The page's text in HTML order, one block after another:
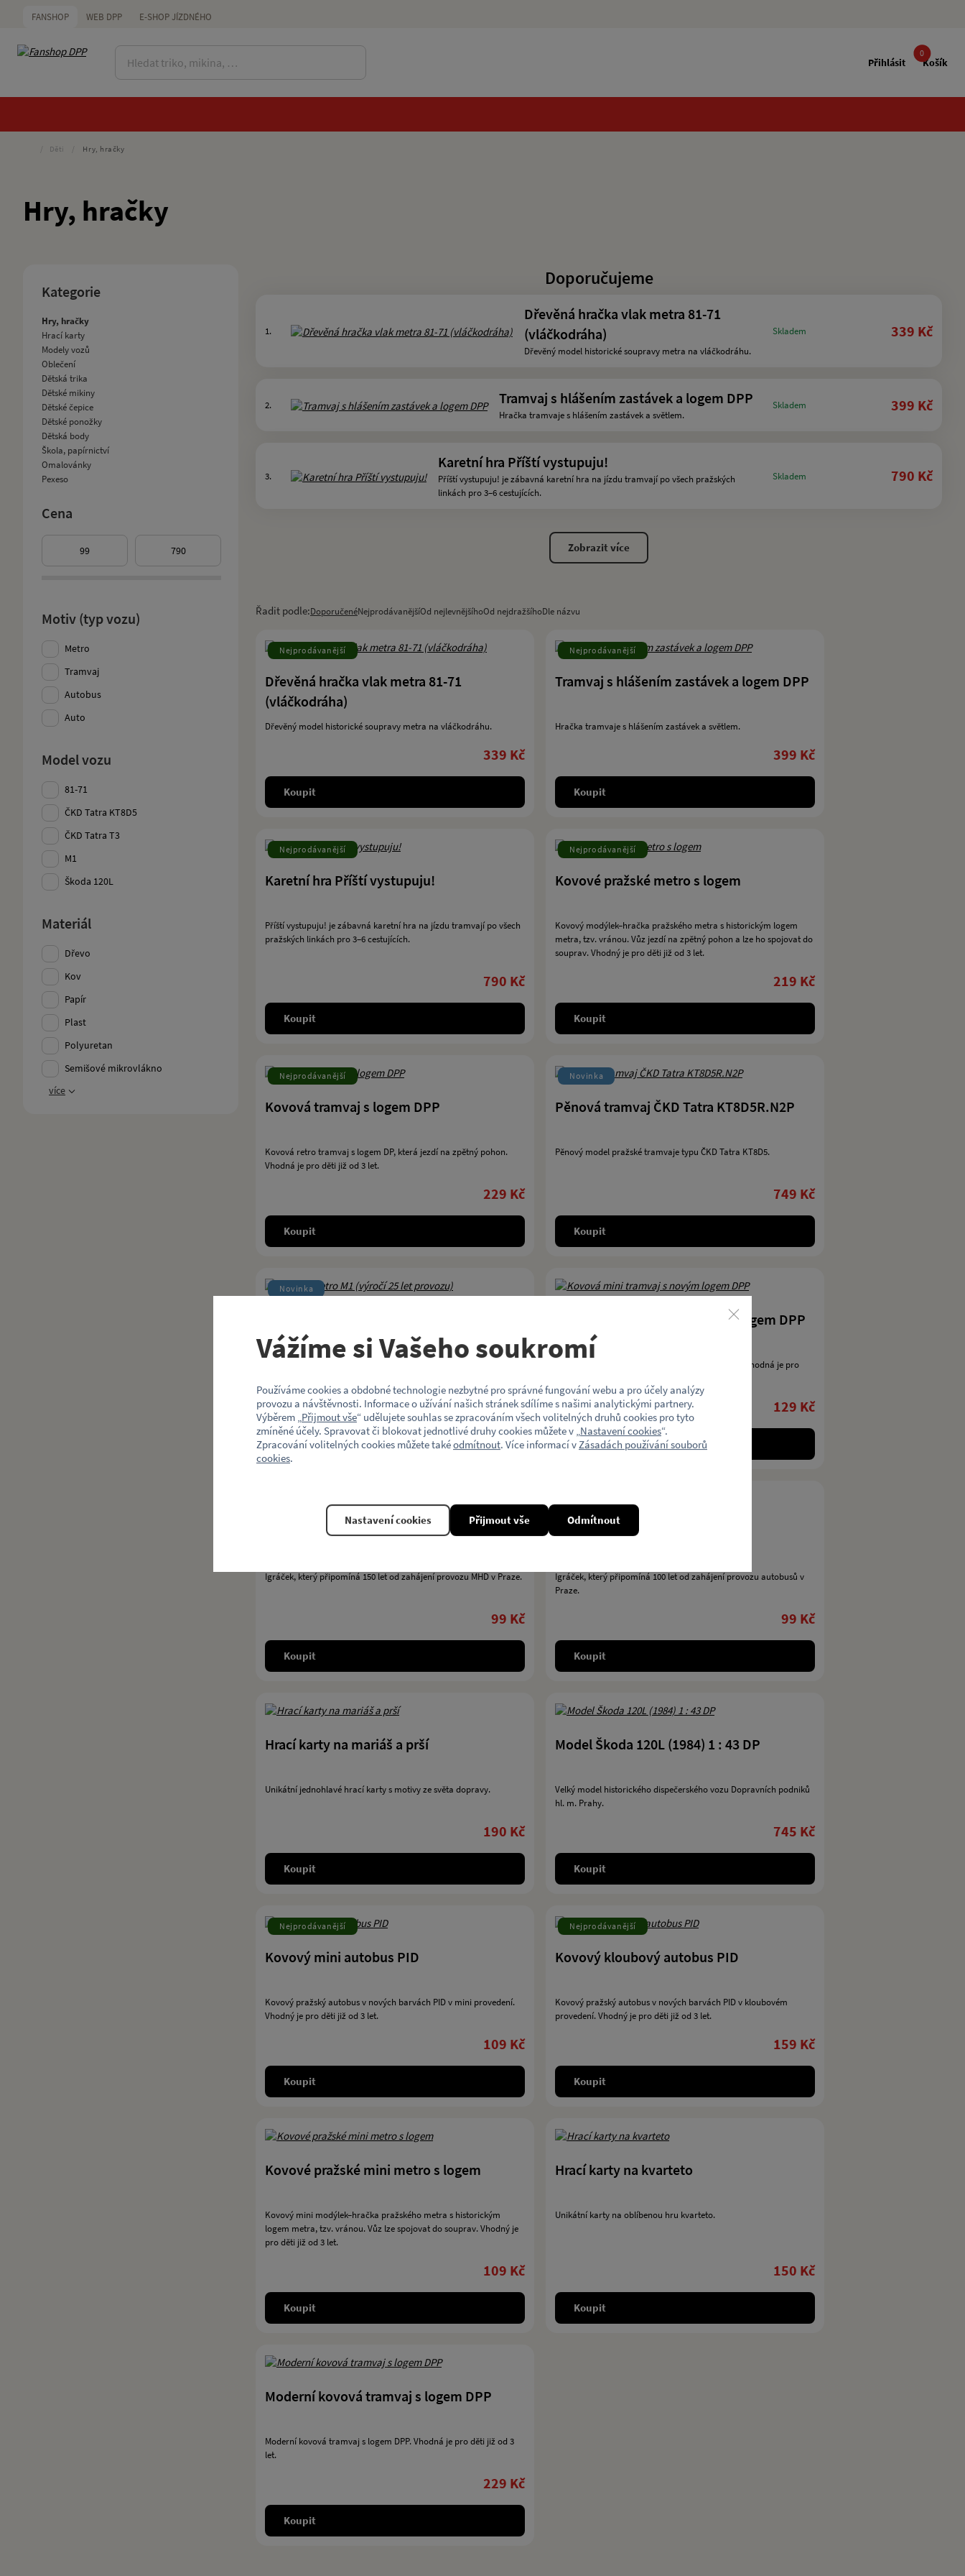
FANSHOP WEB DPP E-SHOP JÍZDNÉHO
Přihlásit
0
Košík
Děti Hry, hračky
Hry, hračky
Kategorie
Hry, hračky
Hrací karty
Modely vozů
Oblečení
Dětská trika
Dětské mikiny
Dětské čepice
Dětské ponožky
Dětská body
Škola, papírnictví
Omalovánky
Pexeso
Cena
Motiv (typ vozu)
Metro
Tramvaj
Autobus
Auto
Model vozu
81-71
ČKD Tatra KT8D5
ČKD Tatra T3
M1
Škoda 120L
Materiál
Dřevo
Kov
Papír
Plast
Polyuretan
Semišové mikrovlákno
více
Doporučujeme
1.
Dřevěná hračka vlak metra 81-71
(vláčkodráha)
Dřevěný model historické soupravy metra na vláčkodráhu.
Skladem 339 Kč
2. Tramvaj s hlášením zastávek a logem DPP
Hračka tramvaje s hlášením zastávek a světlem.
Skladem 399 Kč
3.
Karetní hra Příští vystupuju!
Příští vystupuju! je zábavná karetní hra na jízdu tramvají po všech pražských
linkách pro 3–6 cestujících.
Skladem 790 Kč
Zobrazit více
Řadit podle:DoporučenéNejprodávanějšíOd nejlevnějšíhoOd nejdražšíhoDle názvu
Nejprodávanější
Dřevěná hračka vlak metra 81-71
(vláčkodráha)
Dřevěný model historické soupravy metra na vláčkodráhu.
339 Kč
Koupit
Nejprodávanější
Tramvaj s hlášením zastávek a logem DPP
Hračka tramvaje s hlášením zastávek a světlem.
399 Kč
Koupit
Nejprodávanější
Karetní hra Příští vystupuju!
Příští vystupuju! je zábavná karetní hra na jízdu tramvají po všech
pražských linkách pro 3–6 cestujících.
790 Kč
Koupit
Nejprodávanější
Kovové pražské metro s logem
Kovový modýlek–hračka pražského metra s historickým logem
metra, tzv. vránou. Vůz jezdí na zpětný pohon a lze ho spojovat do
souprav. Vhodný je pro děti již od 3 let.
219 Kč
Koupit
Nejprodávanější
Kovová tramvaj s logem DPP
Kovová retro tramvaj s logem DP, která jezdí na zpětný pohon.
Vhodná je pro děti již od 3 let.
229 Kč
Koupit
Novinka
Pěnová tramvaj ČKD Tatra KT8D5R.N2P
Pěnový model pražské tramvaje typu ČKD Tatra KT8D5.
749 Kč
Koupit
Novinka
749 Kč
Koupit
Kovová mini tramvaj s novým logem DPP
Edice kovové mini tramvaje s novým logem DPP. Vhodná je pro
129 Kč
Koupit
Figurka Igráček kočí koňky
Igráček, který připomíná 150 let od zahájení provozu MHD v Praze.
99 Kč
Koupit
Figurka Igráček řidič autobusu
Igráček, který připomíná 100 let od zahájení provozu autobusů v
Praze.
99 Kč
Koupit
Hrací karty na mariáš a prší
Unikátní jednohlavé hrací karty s motivy ze světa dopravy.
190 Kč
Koupit
Model Škoda 120L (1984) 1 : 43 DP
Velký model historického dispečerského vozu Dopravních podniků
hl. m. Prahy.
745 Kč
Koupit
Nejprodávanější
Kovový mini autobus PID
Kovový pražský autobus v nových barvách PID v mini provedení.
Vhodný je pro děti již od 3 let.
109 Kč
Koupit
Nejprodávanější
Kovový kloubový autobus PID
Kovový pražský autobus v nových barvách PID v kloubovém
provedení. Vhodný je pro děti již od 3 let.
159 Kč
Koupit
Kovové pražské mini metro s logem
Kovový mini modýlek–hračka pražského metra s historickým
logem metra, tzv. vránou. Vůz lze spojovat do souprav. Vhodný je
pro děti již od 3 let.
109 Kč
Koupit
Hrací karty na kvarteto
Unikátní karty na oblíbenou hru kvarteto.
150 Kč
Koupit
Moderní kovová tramvaj s logem DPP
Moderní kovová tramvaj s logem DPP. Vhodná je pro děti již od 3
let.
229 Kč
Koupit
Vážíme si Vašeho soukromí
Používáme cookies a obdobné technologie nezbytné pro správné fungování webu a pro účely analýzy
provozu a návštěvnosti. Informace o užívání našich stránek sdílíme s našimi analytickými partnery.
Výběrem „Přijmout vše“ udělujete souhlas se zpracováním všech volitelných druhů cookies pro tyto
zmíněné účely. Spravovat či blokovat jednotlivé druhy cookies můžete v „Nastavení cookies“.
Zpracování volitelných cookies můžete takéodmítnout. Více informací vZásadách používání souborů
cookies.
Odmítnout
Nastavení cookies Přijmout vše